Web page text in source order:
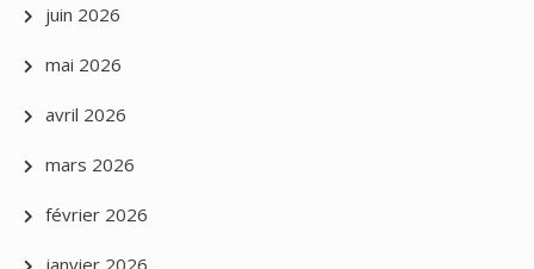
juin 2026
mai 2026
avril 2026
mars 2026
février 2026